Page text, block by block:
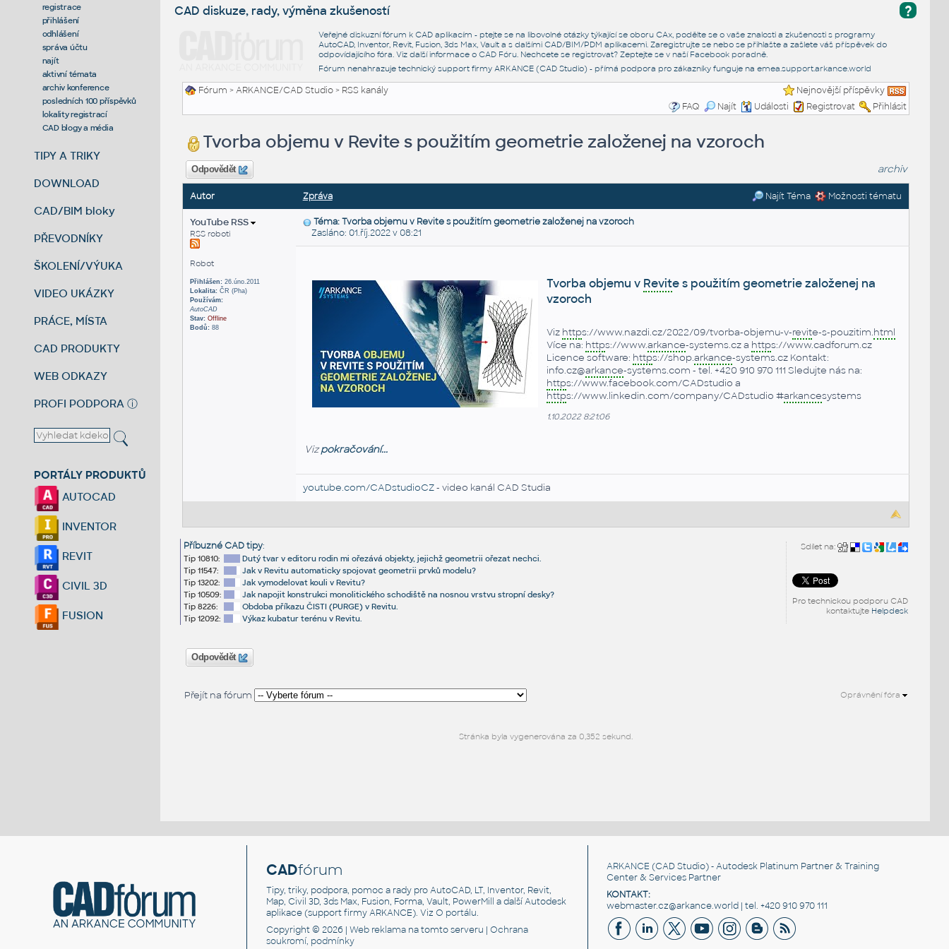
registrace
přihlášení
odhlášení
správa účtu
najít
aktivní témata
archiv konference
posledních 100 příspěvků
lokality registrací
CAD blogy a média
TIPY A TRIKY
DOWNLOAD
CAD/BIM bloky
PŘEVODNÍKY
ŠKOLENÍ/VÝUKA
VIDEO UKÁZKY
PRÁCE, MÍSTA
CAD PRODUKTY
WEB ODKAZY
PROFI PODPORA ⓘ
PORTÁLY PRODUKTŮ
AUTOCAD
INVENTOR
REVIT
CIVIL 3D
FUSION
?
CAD diskuze, rady, výměna zkušeností
Veřejné diskuzní fórum k CAD aplikacím - ptejte se na libovolné otázky týkající se oboru CAx, podělte se o vaše znalosti a zkušenosti s programy
AutoCAD, Inventor, Revit, Fusion, 3ds Max, Vault a s dalšími CAD/BIM/PDM aplikacemi. Zaregistrujte se nebo se přihlašte a zašlete váš příspěvek do
odpovídajícího fóra. Viz další informace o CAD Fóru. Nechcete se registrovat? Zeptejte se v naší Facebook poradně.
Fórum nenahrazuje technický support firmy ARKANCE (CAD Studio) - přímá podpora pro zákazníky funguje na emea.support.arkance.world
Fórum >ARKANCE/CAD Studio> RSS kanály
Nejnovější příspěvky
FAQ
Najít Události Registrovat Přihlásit
Tvorba objemu v Revite s použitím geometrie založenej na vzoroch
Odpovědět archiv
Autor Zpráva Najít Téma Možnosti tématu
YouTube RSS
RSS roboti
Robot
Přihlášen:26.úno.2011
Lokalita:ČR (Pha)
Používám:
AutoCAD
Stav: Offline
Bodů:88
Téma: Tvorba objemu v Revite s použitím geometrie založenej na vzoroch
Zasláno: 01.říj.2022 v 08:21
Tvorba objemu v Revite s použitím geometrie založenej na
vzoroch
Viz https://www.nazdi.cz/2022/09/tvorba-objemu-v-revite-s-pouzitim.html
Více na: https://www.arkance-systems.cz a https://www.cadforum.cz
Licence software: https://shop.arkance-systems.cz Kontakt:
info.cz@arkance-systems.com - tel. +420 910 970 111 Sledujte nás na:
https://www.facebook.com/CADstudio a
https://www.linkedin.com/company/CADstudio #arkancesystems
1.10.2022 8:21:06
Vizpokračování...
youtube.com/CADstudioCZ- video kanál CAD Studia
Sdílet na:
Pro technickou podporu CAD
kontaktujte Helpdesk
Příbuzné CAD tipy:
Tip 10810:
Dutý tvar v editoru rodin mi ořezává objekty, jejichž geometrii ořezat nechci.
Tip 11547:
Jak v Revitu automaticky spojovat geometrii prvků modelu?
Tip 13202:
Jak vymodelovat kouli v Revitu?
Tip 10509:
Jak napojit konstrukci monolitického schodiště na nosnou vrstvu stropní desky?
Tip 8226:
Obdoba příkazu ČISTI (PURGE) v Revitu.
Tip 12092:
Výkaz kubatur terénu v Revitu.
Odpovědět
Přejít na fórum Oprávnění fóra
Stránka byla vygenerována za 0,352 sekund.
CADfórum
Tipy, triky, podpora, pomoc a rady pro AutoCAD, LT, Inventor, Revit,
Map, Civil 3D, 3ds Max, Fusion, Forma, Vault, PowerMill a další Autodesk
aplikace (support firmy ARKANCE). VizO portálu.
Copyright © 2026 |Web reklama na tomto serveru |Ochrana
soukromí, podmínky
ARKANCE (CAD Studio) - Autodesk Platinum Partner & Training
Center & Services Partner
KONTAKT:
webmaster.cz@arkance.world | tel. +420 910 970 111